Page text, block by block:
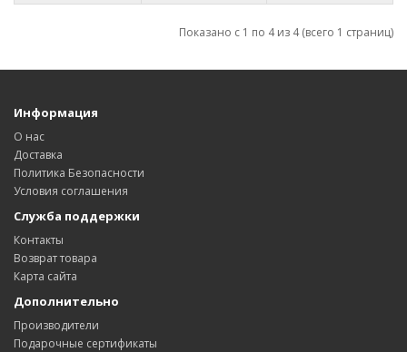
Показано с 1 по 4 из 4 (всего 1 страниц)
Информация
О нас
Доставка
Политика Безопасности
Условия соглашения
Служба поддержки
Контакты
Возврат товара
Карта сайта
Дополнительно
Производители
Подарочные сертификаты